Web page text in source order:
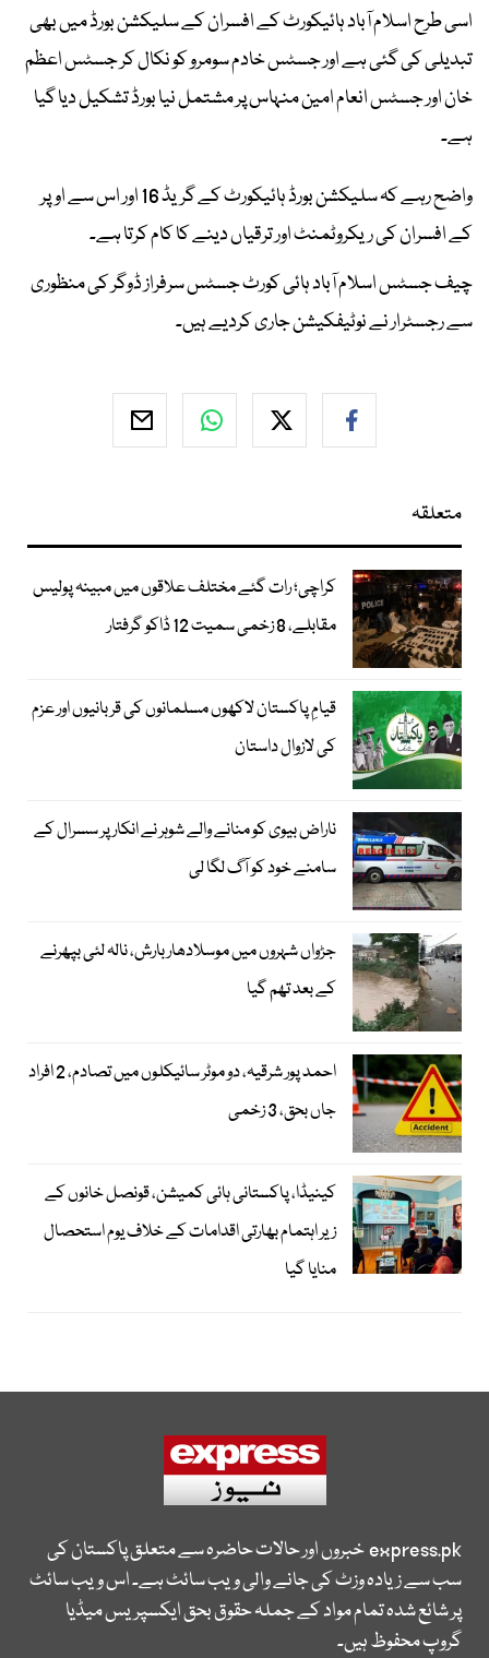
اسی طرح اسلام آباد ہائیکورٹ کے افسران کے سلیکشن بورڈ میں بھی
تبدیلی کی گئی ہے اور جسٹس خادم سومرو کو نکال کر جسٹس اعظم
خان اور جسٹس انعام امین منہاس پر مشتمل نیا بورڈ تشکیل دیا گیا
ہے۔
واضح رہے کہ سلیکشن بورڈ ہائیکورٹ کے گریڈ 16 اور اس سے اوپر
کے افسران کی ریکروٹمنٹ اور ترقیاں دینے کا کام کرتا ہے۔
چیف جسٹس اسلام آباد ہائی کورٹ جسٹس سرفراز ڈوگر کی منظوری
سے رجسٹرار نے نوٹیفکیشن جاری کردیے ہیں۔
متعلقہ
کراچی؛ رات گئے مختلف علاقوں میں مبینہ پولیس
مقابلے، 8 زخمی سمیت 12 ڈاکو گرفتار
قیامِ پاکستان لاکھوں مسلمانوں کی قربانیوں اور عزم
کی لازوال داستان
ناراض بیوی کو منانے والے شوہر نے انکار پر سسرال کے
سامنے خود کو آگ لگا لی
جڑواں شہروں میں موسلادھار بارش، نالہ لئی بپھرنے
کے بعد تھم گیا
احمد پور شرقیہ، دو موٹر سائیکلوں میں تصادم، 2 افراد
جاں بحق، 3 زخمی
کینیڈا، پاکستانی ہائی کمیشن، قونصل خانوں کے
زیر اہتمام بھارتی اقدامات کے خلاف یوم استحصال
منایا گیا
express.pkخبروں اور حالات حاضرہ سے متعلق پاکستان کی
سب سے زیادہ وزٹ کی جانے والی ویب سائٹ ہے۔ اس ویب سائٹ
پر شائع شدہ تمام مواد کے جملہ حقوق بحق ایکسپریس میڈیا
گروپ محفوظ ہیں۔